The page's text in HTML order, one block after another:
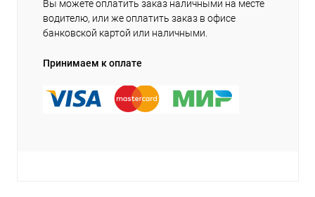
Вы можете оплатить заказ наличными на месте
водителю, или же оплатить заказ в офисе
банковской картой или наличными.
Принимаем к оплате